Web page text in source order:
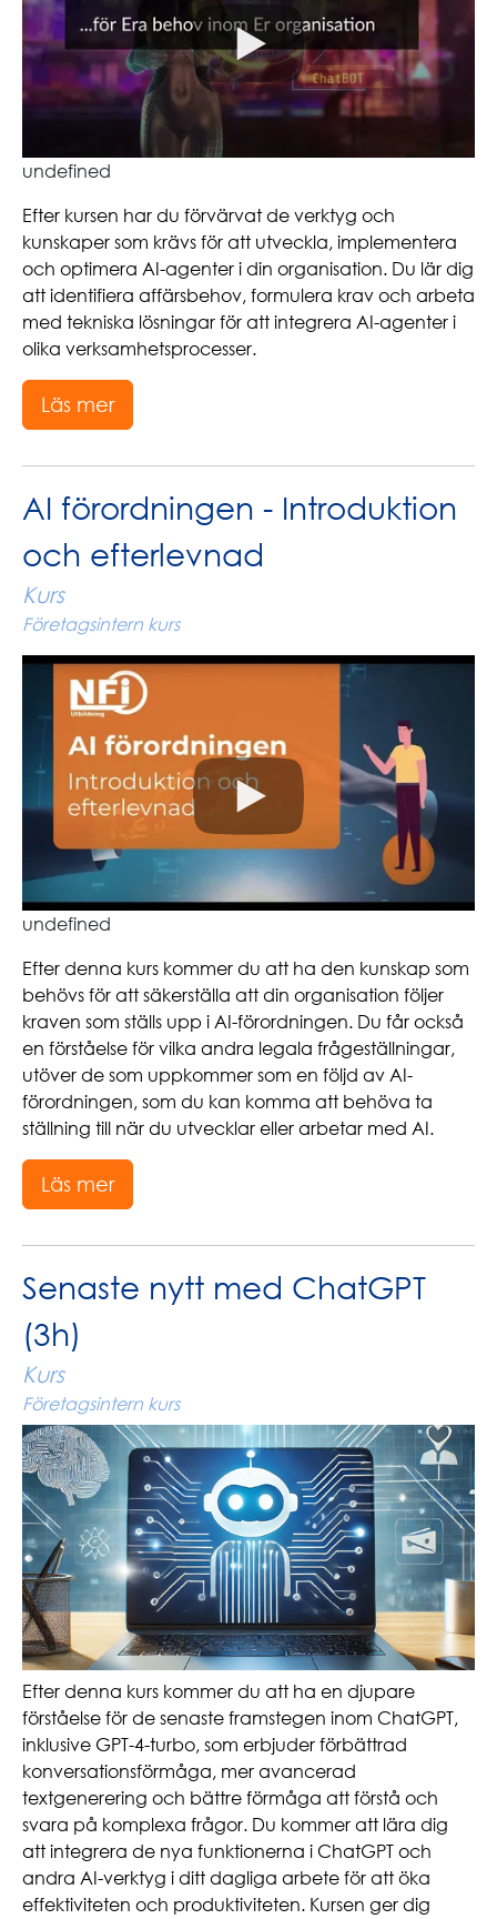
undefined
Efter kursen har du förvärvat de verktyg och
kunskaper som krävs för att utveckla, implementera
och optimera AI-agenter i din organisation. Du lär dig
att identifiera affärsbehov, formulera krav och arbeta
med tekniska lösningar för att integrera AI-agenter i
olika verksamhetsprocesser.
Läs mer
AI förordningen - Introduktion
och efterlevnad
Kurs
Företagsintern kurs
undefined
Efter denna kurs kommer du att ha den kunskap som
behövs för att säkerställa att din organisation följer
kraven som ställs upp i AI-förordningen. Du får också
en förståelse för vilka andra legala frågeställningar,
utöver de som uppkommer som en följd av AI-
förordningen, som du kan komma att behöva ta
ställning till när du utvecklar eller arbetar med AI.
Läs mer
Senaste nytt med ChatGPT
(3h)
Kurs
Företagsintern kurs
Efter denna kurs kommer du att ha en djupare
förståelse för de senaste framstegen inom ChatGPT,
inklusive GPT-4-turbo, som erbjuder förbättrad
konversationsförmåga, mer avancerad
textgenerering och bättre förmåga att förstå och
svara på komplexa frågor. Du kommer att lära dig
att integrera de nya funktionerna i ChatGPT och
andra AI-verktyg i ditt dagliga arbete för att öka
effektiviteten och produktiviteten. Kursen ger dig